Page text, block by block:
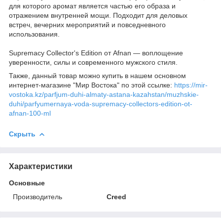
для которого аромат является частью его образа и
отражением внутренней мощи. Подходит для деловых
встреч, вечерних мероприятий и повседневного
использования.
Supremacy Collector's Edition от Afnan — воплощение
уверенности, силы и современного мужского стиля.
Также, данный товар можно купить в нашем основном
интернет-магазине "Мир Востока" по этой ссылке: https://mir-
vostoka.kz/parfjum-duhi-almaty-astana-kazahstan/muzhskie-
duhi/parfyumernaya-voda-supremacy-collectors-edition-ot-
afnan-100-ml
Скрыть
Характеристики
Основные
Производитель
Creed